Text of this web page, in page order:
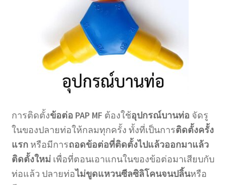
การติดตั้งข้อต่อ PAP MF ต้องใช้อุปกรณ์บานท่อ จัดรู
ในของปลายท่อให้กลมทุกครั้ง ทั้งที่เป็นการติดตั้งครั้ง
แรกหรือมีการถอดข้อต่อที่ติดตั้งไปแล้วออกมาแล้ว
ติดตั้งใหม่เพื่อที่ตอนเอาแกนในของข้อต่อมาเสียบกับ
ท่อแล้ว ปลายท่อไม่ขูดแหวนซีลซิลิโคนจนปลิ้นหรือ